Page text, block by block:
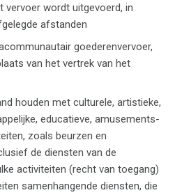
vervoer wordt uitgevoerd, in
afstanden
goederenvervoer,
van het vertrek van het
houden met culturele, artistieke,
educatieve, amusements-
zoals beurzen en
de diensten van de
activiteiten (recht van toegang)
samenhangende diensten, die